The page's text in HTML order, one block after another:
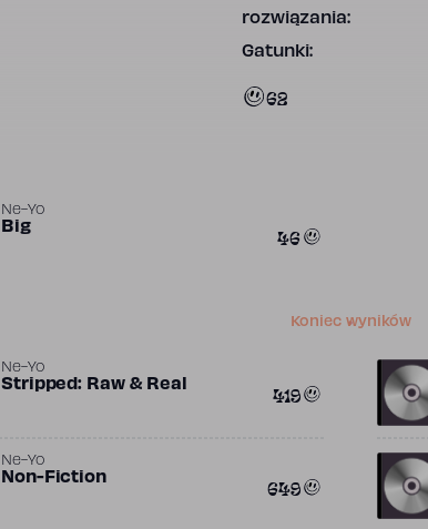
rozwiązania:
Gatunki:
62
Ne-Yo
Big 46
Koniec wyników
Ne-Yo
Stripped: Raw & Real 419
Ne-Yo
Non-Fiction 649